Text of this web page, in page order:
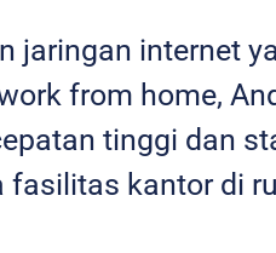
jaringan internet
from home,
tinggi dan
fasilitas kantor di